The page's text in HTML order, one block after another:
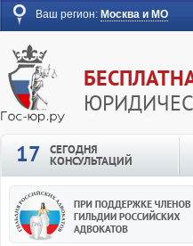
Ваш регион: Москва и МО
17
СЕГОДНЯ
КОНСУЛЬТАЦИЙ